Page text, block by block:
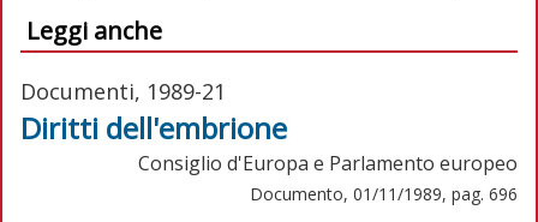
Leggi anche
Documenti, 1989-21
Diritti dell'embrione
Consiglio d'Europa e Parlamento europeo
Documento, 01/11/1989, pag. 696